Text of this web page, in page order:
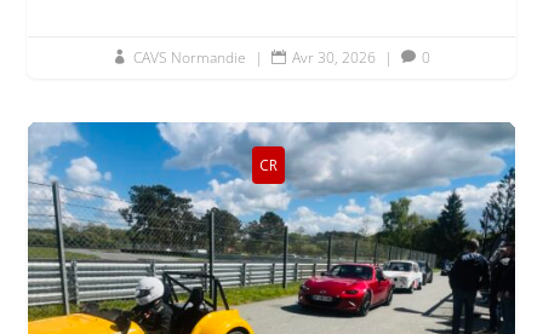
 CAVS Normandie |  Avr 30, 2026 |  0
CR